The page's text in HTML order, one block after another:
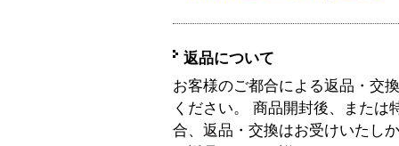
返品について
お客様のご都合による返品・交
ください。 商品開封後、または
合、返品・交換はお受けいたし